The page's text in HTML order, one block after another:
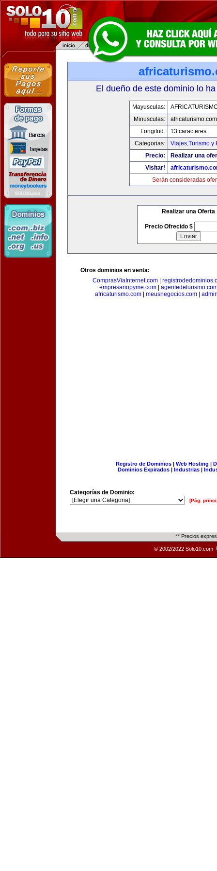
El dueño de este dominio lo
Mayusculas:
Minusculas:
africaturismo.com
Longitud:
13 caracteres
Categorias:
Viajes,Turismo y
Precio:
Realizar una
Visitar!
Serán consideradas
Realizar una Oferta
Precio Ofrecido $
Otros dominios en venta:
ComprasViaInternet.com
empresariopyme.com|
africaturismo.com
meusnegocios.com
Registro de Dominios| Web Hosting |
Dominios Expirados | Industrias |
Categorías de Dominio:
[Pág.
** Precios
© 2002/2022 Solo10.com